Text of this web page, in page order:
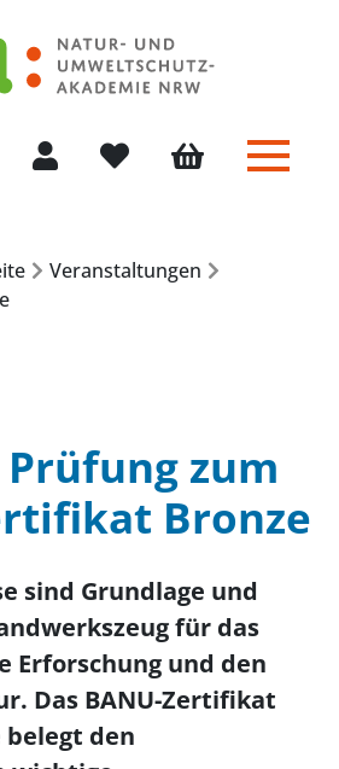
Menü
Veranstaltungen
zum
Bronze
sind Grundlage und
für das
Erforschung und den
Das BANU-Zertifikat
belegt den